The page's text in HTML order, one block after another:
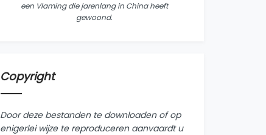
een Vlaming die jarenlang in China heeft
gewoond.
Copyright
Door deze bestanden te downloaden of op
enigerlei wijze te reproduceren aanvaardt u